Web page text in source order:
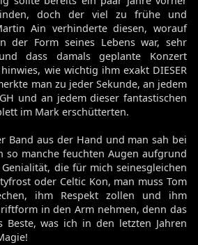
doch der viel zu frühe und
Ain verhinderte diesen, worauf
der Form seines Lebens war, sehr
dass damals geplante Konzert
wie wichtig ihm exakt DIESER
man zu jeder Sekunde, an jedem
und an jedem dieser fantastischen
im Mark erschütterten.
Band aus der Hand und man sah bei
so manche feuchten Augen aufgrund
die für mich seinesgleichen
oder Celtic Kon, man muss Tom
ihm Respekt zollen und ihm
in den Arm nehmen, denn das
was ich in den letzten Jahren